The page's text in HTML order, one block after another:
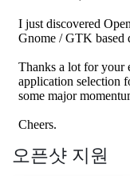
오픈샷 지원